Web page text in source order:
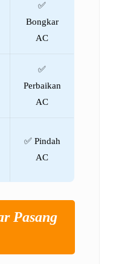
✅
Bongkar
AC
✅
Perbaikan
AC
✅ Pindah
AC
Pasang